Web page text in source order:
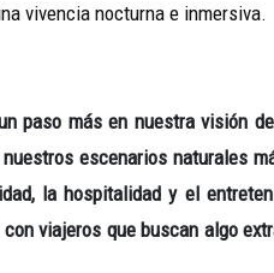
vivencia nocturna e inmersiva.
paso más en nuestra visión
escenarios naturales
la hospitalidad y el
viajeros que buscan algo